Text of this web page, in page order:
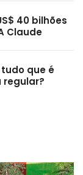
40 bilhões
Claude
que é